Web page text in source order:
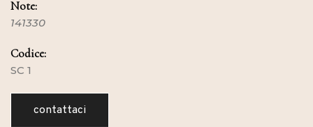
Note:
141330
Codice:
SC 1
contattaci